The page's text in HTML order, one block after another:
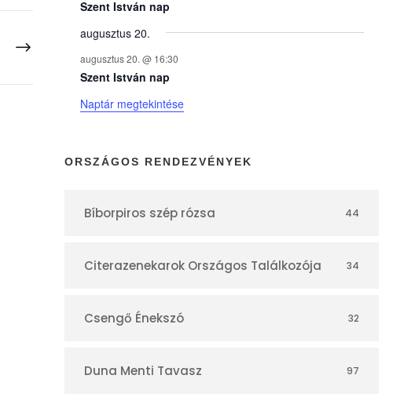
y
e
k
n
a
á
r
Szent István nap
augusztus 20.
augusztus 20. @ 16:30
Szent István nap
Naptár megtekintése
ORSZÁGOS RENDEZVÉNYEK
Bíborpiros szép rózsa 44
Citerazenekarok Országos Találkozója 34
Csengő Énekszó 32
Duna Menti Tavasz 97